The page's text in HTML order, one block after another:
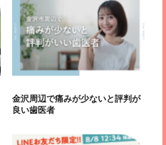
金沢周辺で痛みが少ないと評判が
良い歯医者